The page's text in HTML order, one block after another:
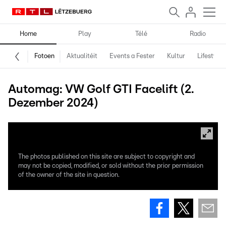
Home Play Télé Radio
Fotoen Aktualitéit Events a Fester Kultur Lifestyle
Automag: VW Golf GTI Facelift (2.
Dezember 2024)
The photos published on this site are subject to copyright and
may not be copied, modified, or sold without the prior permission
of the owner of the site in question.